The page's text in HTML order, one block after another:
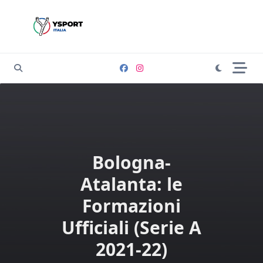
Bologna-
Atalanta: le
Formazioni
Ufficiali (Serie A
2021-22)